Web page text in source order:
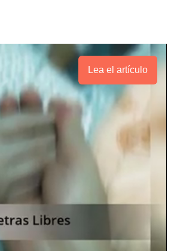
Lea el artículo